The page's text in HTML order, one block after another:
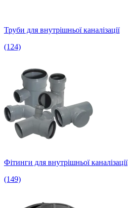
Труби для внутрішньої каналізації
(124)
Фітинги для внутрішньої каналізації
(149)